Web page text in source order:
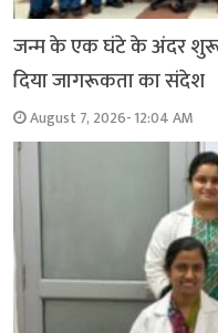
जन्म के एक घंटे के अंदर
दिया जागरूकता का संदेश
August 7, 2026- 12:04 AM